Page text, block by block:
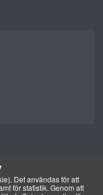
Det användas för att
för statistik. Genom att